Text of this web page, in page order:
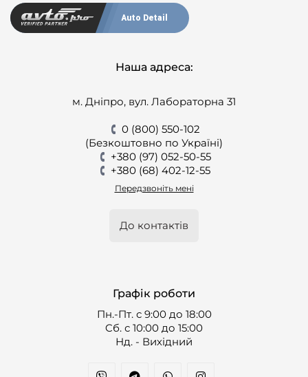
Auto Detail
Наша адреса:
м. Дніпро, вул. Лабораторна 31
0 (800) 550-102
(Безкоштовно по Україні)
+380 (97) 052-50-55
+380 (68) 402-12-55
Передзвоніть мені
До контактів
Графік роботи
Пн.-Пт. с 9:00 до 18:00
Cб. с 10:00 до 15:00
Нд. - Вихідний